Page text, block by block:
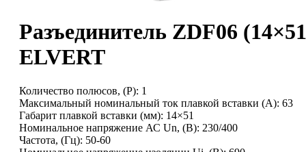
Разъединитель ZDF06
ELVERT
Количество полюсов, (P): 1
Максимальный номинальный ток плавкой вставки (А): 63
Габарит плавкой вставки (мм): 14×51
Номинальное напряжение АС Un, (В): 230/400
Частота, (Гц): 50-60